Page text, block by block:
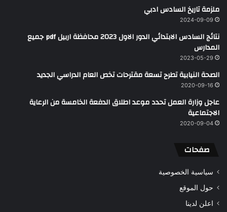
ملزمة تاريخ السادس ادبي
2024-09-09
نتائج السادس الابتدائي الدور الاول 2023 محافظة اربيل pdf جميع
المدارس
2023-05-29
الصحة النيابية تطرح تسعة مقترحات تخص العام الدراسي الجديد
2020-09-16
عاجل وزارة العمل تحدد موعد اطلاق الدفعة الخامسة من الرعاية
الاجتماعية
2020-09-04
صفحات
سياسية الخصوصية
حول الموقع
اعلن لدينا